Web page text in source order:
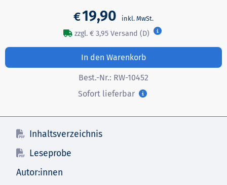
€19,90
zzgl. € 3,95 Versand (D)
In den Warenkorb
Best.-Nr.: RW-10452
Sofort lieferbar
Inhaltsverzeichnis
Leseprobe
Autor:innen